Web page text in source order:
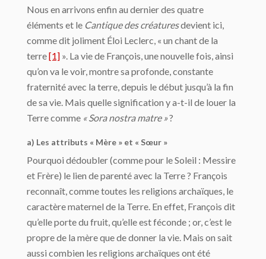
Nous en arrivons enfin au dernier des quatre
éléments et le Cantique des créaturesdevient ici,
comme dit joliment Éloi Leclerc, « un chant de la
terre[1] ». La vie de François, une nouvelle fois, ainsi
qu’on va le voir, montre sa profonde, constante
fraternité avec la terre, depuis le début jusqu’à la fin
de sa vie. Mais quelle signification y a-t-il de louer la
Terre comme « Sora nostra matre »?
a) Les attributs « Mère » et « Sœur »
Pourquoi dédoubler (comme pour le Soleil : Messire
et Frère) le lien de parenté avec la Terre ? François
reconnaît, comme toutes les religions archaïques, le
caractère maternel de la Terre. En effet, François dit
qu’elle porte du fruit, qu’elle est féconde ; or, c’est le
propre de la mère que de donner la vie. Mais on sait
aussi combien les religions archaïques ont été